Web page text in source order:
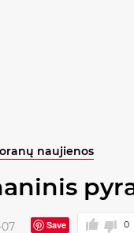
naujienos
Save 0